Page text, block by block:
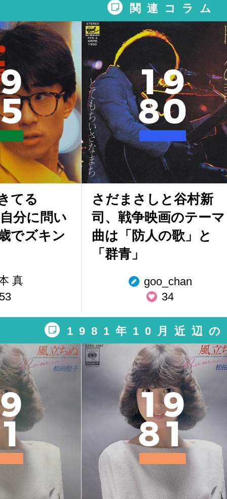
関連コラム
9
5
てる
分に問い
でズキン
真
19
80
さだまさしと谷村新
司、戦争映画のテーマ
曲は「防人の歌」と
「群青」
goo_chan
34
1981年10月近辺の
9
1
19
81